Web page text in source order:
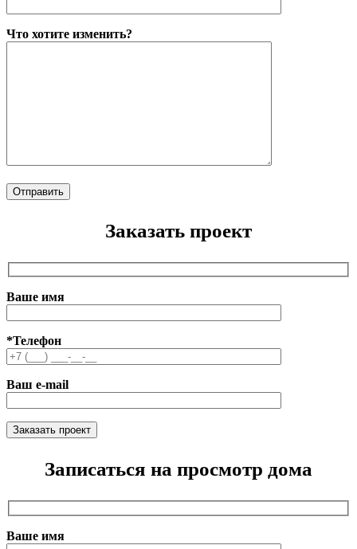
Что хотите изменить?
Заказать проект
Ваше имя
*Телефон
Ваш e-mail
Записаться на просмотр дома
Ваше имя